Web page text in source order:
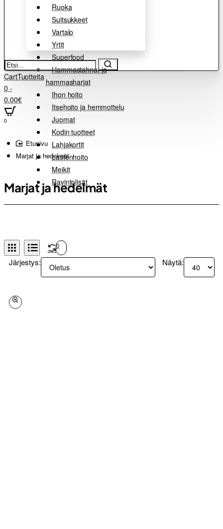
Ruoka
Suitsukkeet
Vartalo
Yrtit
Superfood
Hammastahnat ja
hammasharjat
Ihon hoito
Itsehoito ja hemmottelu
Juomat
Kodin tuotteet
Lahjakortit
Lastenhoito
Meikit
Ravintolisät
Etsi...
CartTuotteita
0 -
0.00€
0
home
Marjat ja hedelmät
Marjat ja hedelmät
0
Järjestys: Näytä: